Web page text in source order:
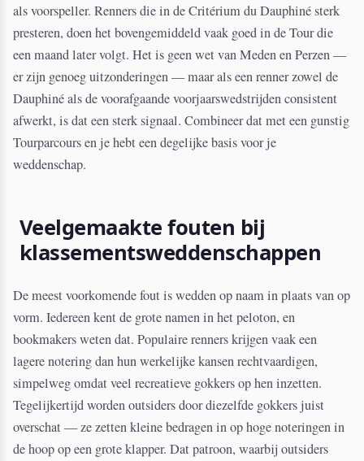
als voorspeller. Renners die in de Critérium du Dauphiné sterk
presteren, doen het bovengemiddeld vaak goed in de Tour die
een maand later volgt. Het is geen wet van Meden en Perzen —
er zijn genoeg uitzonderingen — maar als een renner zowel de
Dauphiné als de voorafgaande voorjaarswedstrijden consistent
afwerkt, is dat een sterk signaal. Combineer dat met een gunstig
Tourparcours en je hebt een degelijke basis voor je
weddenschap.
Veelgemaakte fouten bij
klassementsweddenschappen
De meest voorkomende fout is wedden op naam in plaats van op
vorm. Iedereen kent de grote namen in het peloton, en
bookmakers weten dat. Populaire renners krijgen vaak een
lagere notering dan hun werkelijke kansen rechtvaardigen,
simpelweg omdat veel recreatieve gokkers op hen inzetten.
Tegelijkertijd worden outsiders door diezelfde gokkers juist
overschat — ze zetten kleine bedragen in op hoge noteringen in
de hoop op een grote klapper. Dat patroon, waarbij outsiders